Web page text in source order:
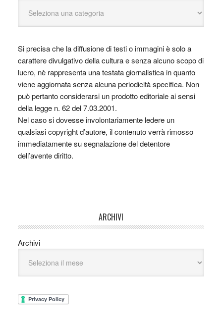
Si precisa che la diffusione di testi o immagini è solo a
carattere divulgativo della cultura e senza alcuno scopo di
lucro, nè rappresenta una testata giornalistica in quanto
viene aggiornata senza alcuna periodicità specifica. Non
può pertanto considerarsi un prodotto editoriale ai sensi
della legge n. 62 del 7.03.2001.
Nel caso si dovesse involontariamente ledere un
qualsiasi copyright d’autore, il contenuto verrà rimosso
immediatamente su segnalazione del detentore
dell’avente diritto.
ARCHIVI
Archivi